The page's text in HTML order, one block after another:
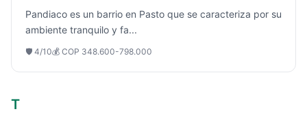
Pandiaco es un barrio en Pasto que se caracteriza por su
ambiente tranquilo y fa...
🛡️ 4/10💰 COP 348.600-798.000
T